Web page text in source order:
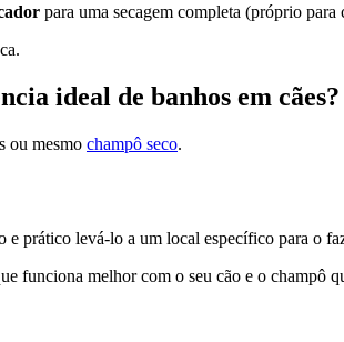
para uma secagem completa (próprio
ideal de banhos em cães?
ou mesmo champô seco.
e prático levá-lo a um local específico para o
funciona melhor com o seu cão e o champô